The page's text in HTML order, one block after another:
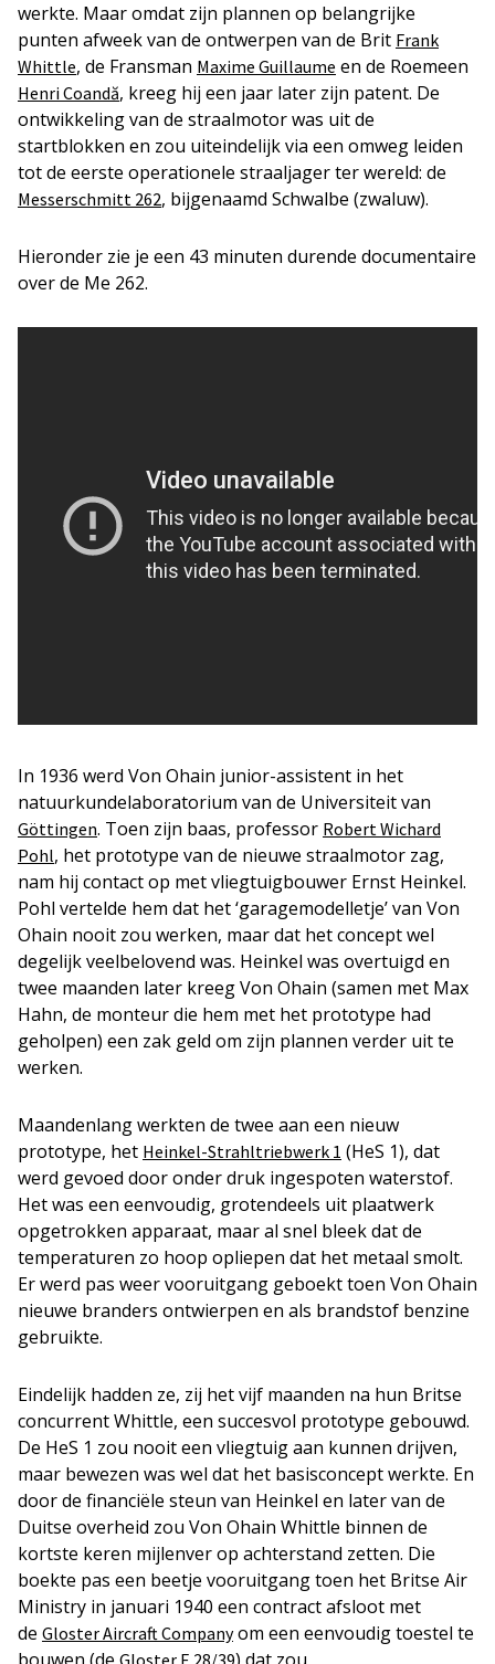
werkte. Maar omdat zijn plannen op belangrijke
punten afweek van de ontwerpen van de Brit Frank
Whittle, de Fransman Maxime Guillaume en de Roemeen
Henri Coandă, kreeg hij een jaar later zijn patent. De
ontwikkeling van de straalmotor was uit de
startblokken en zou uiteindelijk via een omweg leiden
tot de eerste operationele straaljager ter wereld: de
Messerschmitt 262, bijgenaamd Schwalbe (zwaluw).
Hieronder zie je een 43 minuten durende documentaire
over de Me 262.
In 1936 werd Von Ohain junior-assistent in het
natuurkundelaboratorium van de Universiteit van
Göttingen. Toen zijn baas, professor Robert Wichard
Pohl, het prototype van de nieuwe straalmotor zag,
nam hij contact op met vliegtuigbouwer Ernst Heinkel.
Pohl vertelde hem dat het ‘garagemodelletje’ van Von
Ohain nooit zou werken, maar dat het concept wel
degelijk veelbelovend was. Heinkel was overtuigd en
twee maanden later kreeg Von Ohain (samen met Max
Hahn, de monteur die hem met het prototype had
geholpen) een zak geld om zijn plannen verder uit te
werken.
Maandenlang werkten de twee aan een nieuw
prototype, het Heinkel-Strahltriebwerk 1 (HeS 1), dat
werd gevoed door onder druk ingespoten waterstof.
Het was een eenvoudig, grotendeels uit plaatwerk
opgetrokken apparaat, maar al snel bleek dat de
temperaturen zo hoop opliepen dat het metaal smolt.
Er werd pas weer vooruitgang geboekt toen Von Ohain
nieuwe branders ontwierpen en als brandstof benzine
gebruikte.
Eindelijk hadden ze, zij het vijf maanden na hun Britse
concurrent Whittle, een succesvol prototype gebouwd.
De HeS 1 zou nooit een vliegtuig ​​aan kunnen drijven,
maar bewezen was wel dat het basisconcept werkte. En
door de financiële steun van Heinkel en later van de
Duitse overheid zou Von Ohain Whittle binnen de
kortste keren mijlenver op achterstand zetten. Die
boekte pas een beetje vooruitgang toen het Britse Air
Ministry in januari 1940 een contract afsloot met
de Gloster Aircraft Companyom een eenvoudig toestel te
Gloster E.28/39